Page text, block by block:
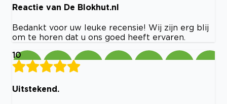
Reactie van De Blokhut.nl
Bedankt voor uw leuke recensie! Wij zijn erg blij
om te horen dat u ons goed heeft ervaren.
10
Uitstekend.